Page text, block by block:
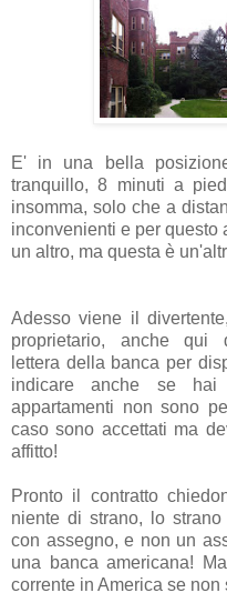
E' in una bella
tranquillo, 8 minuti a
insomma, solo che a
inconvenienti e per questo
un altro, ma questa è
Adesso viene il
proprietario, anche qui
lettera della banca per
indicare anche se hai
appartamenti non sono
caso sono accettati ma
affitto!
Pronto il contratto
niente di strano, lo
con assegno, e non un
una banca americana!
corrente in America se